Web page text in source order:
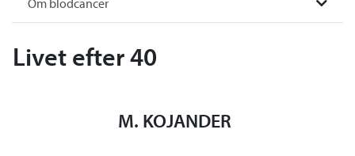
Om blodcancer
Livet efter 40
M. KOJANDER